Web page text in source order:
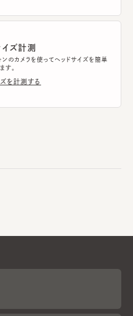
ズ計測
ンのカメラを使ってヘッドサイズを簡単
す。
を計測する